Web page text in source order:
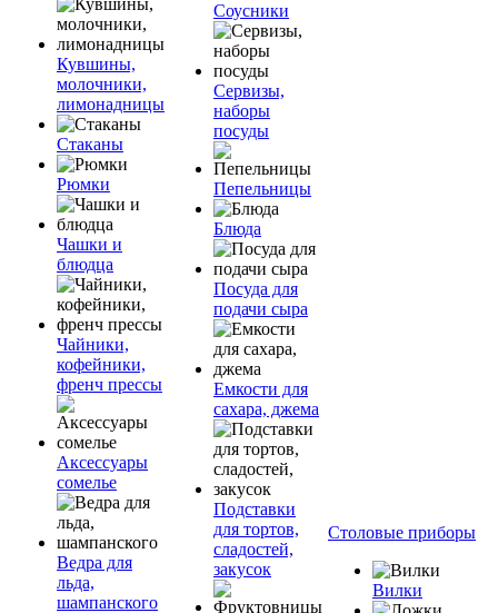
Кувшины,
молочники,
лимонадницы
Стаканы
Рюмки
Чашки и
блюдца
Чайники,
кофейники,
френч прессы
Аксессуары
сомелье
Ведра для
льда,
шампанского
Соусники
Сервизы,
наборы
посуды
Пепельницы
Блюда
Посуда для
подачи сыра
Емкости для
сахара, джема
Подставки
для тортов,
сладостей,
закусок
Столовые приборы
Вилки